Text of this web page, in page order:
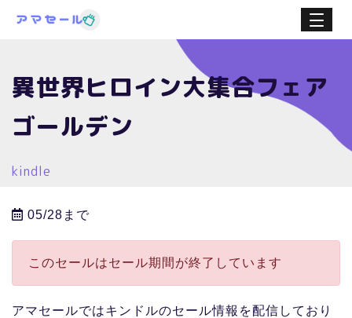
異世界ヒロイン大集合フェア
ゴールデン
kindle
05/28まで
このセールはセール期間が終了しています
アマセールではキンドルのセール情報を配信しており